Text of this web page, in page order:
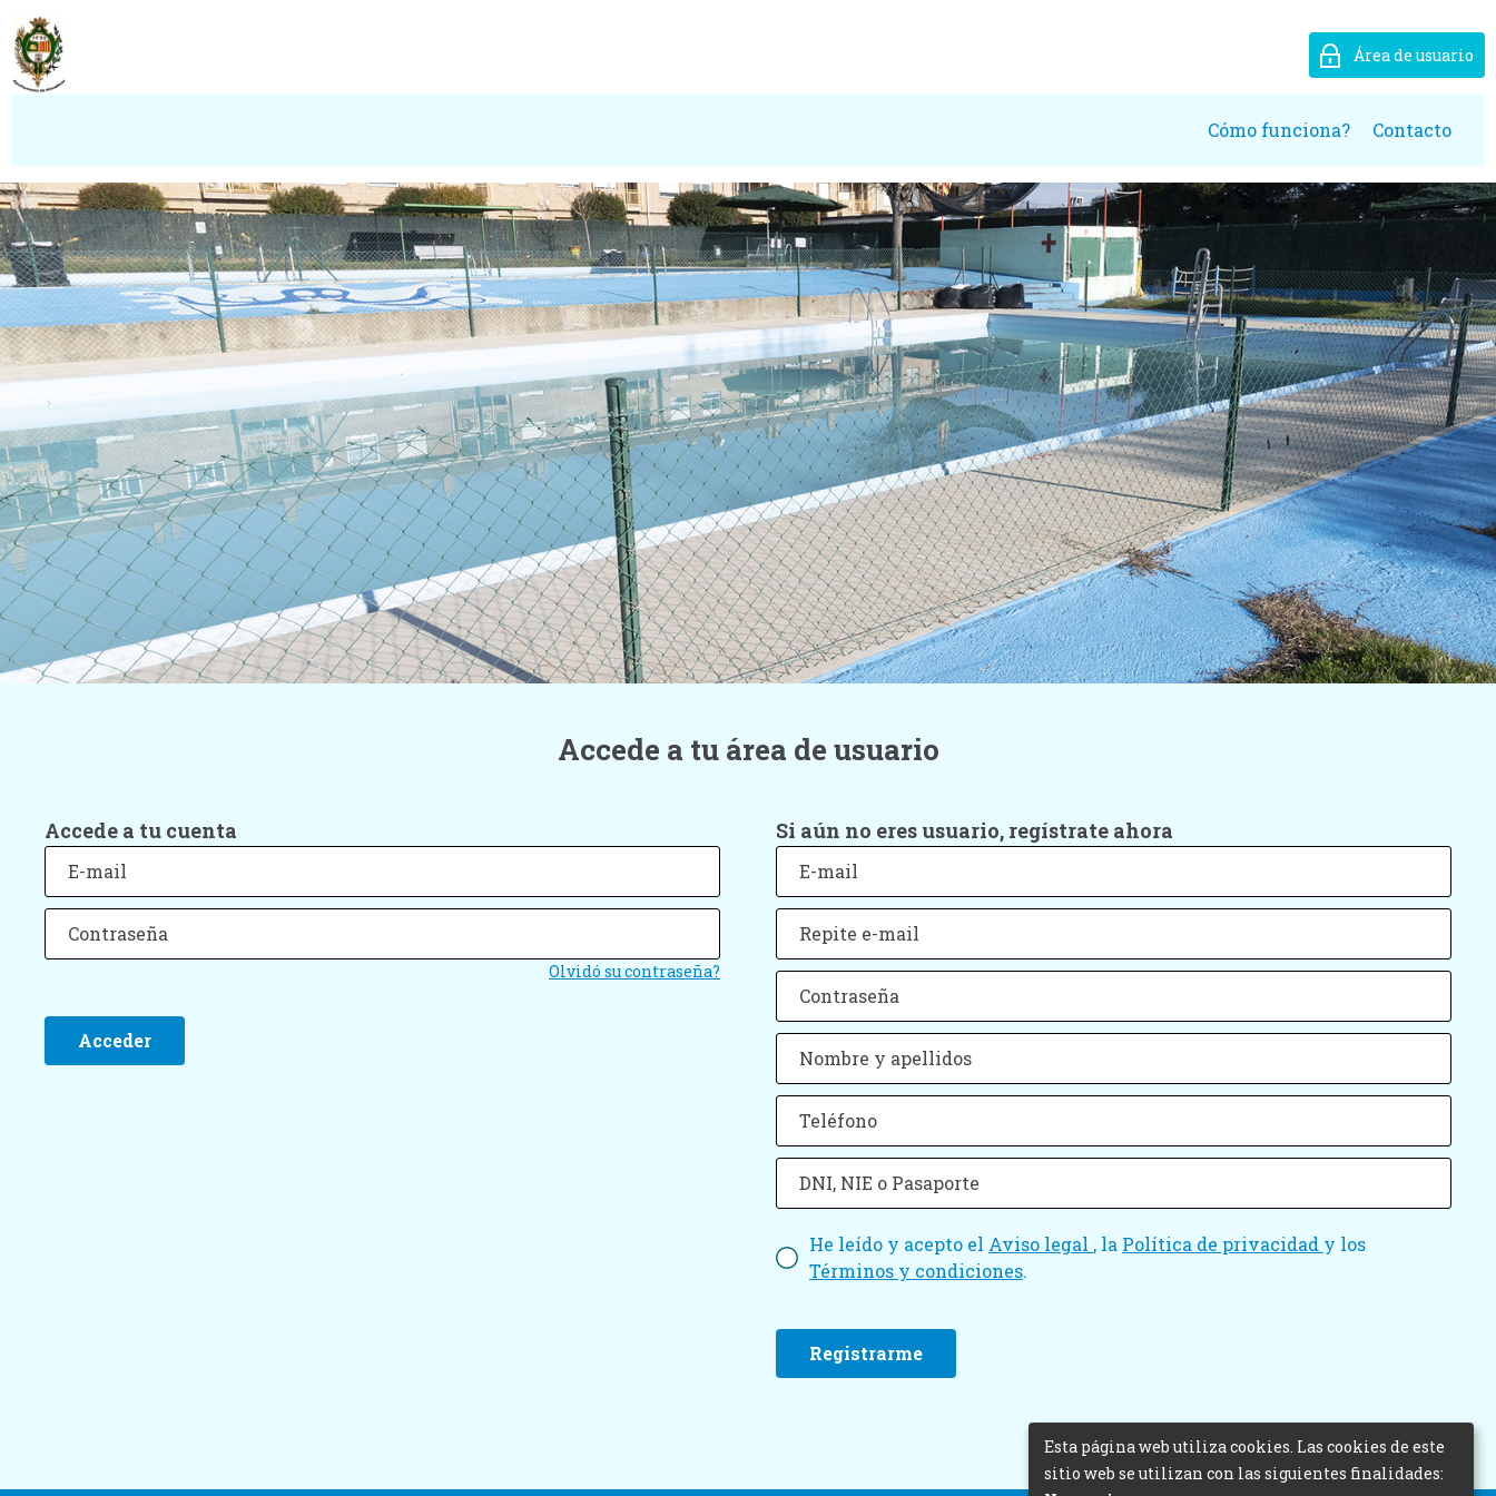
Área de usuario
Cómo funciona? Contacto
Accede a tu área de usuario
Accede a tu cuenta
Olvidó su contraseña?
Si aún no eres usuario, regístrate ahora
He leído y acepto el Aviso legal , la Política de privacidad y los
Términos y condiciones.
Esta página web utiliza cookies. Las cookies de este
sitio web se utilizan con las siguientes finalidades: